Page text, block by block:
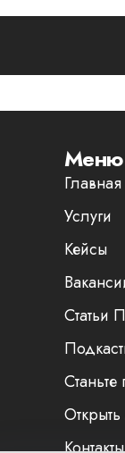
Меню
Главная
Услуги
Кейсы
Статьи
Открыть
Контакты